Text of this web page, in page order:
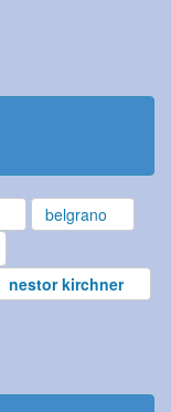
belgrano
nestor kirchner